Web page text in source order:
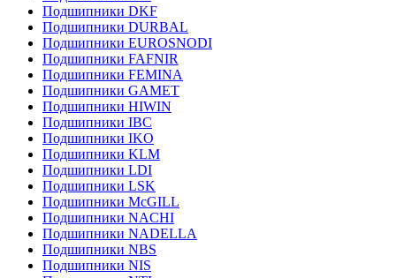
Подшипники DKF
Подшипники DURBAL
Подшипники EUROSNODI
Подшипники FAFNIR
Подшипники FEMINA
Подшипники GAMET
Подшипники HIWIN
Подшипники IBC
Подшипники IKO
Подшипники KLM
Подшипники LDI
Подшипники LSK
Подшипники McGILL
Подшипники NACHI
Подшипники NADELLA
Подшипники NBS
Подшипники NIS